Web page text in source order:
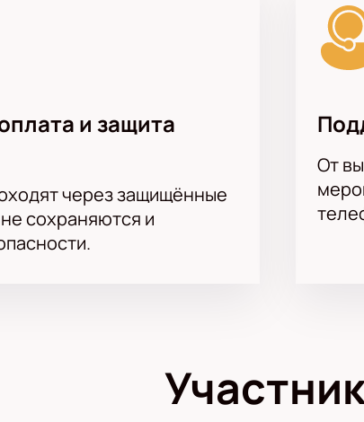
и защита
через защищённые
сохраняются и
От